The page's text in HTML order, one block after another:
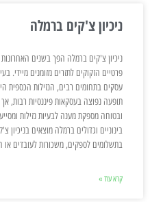
ניכיון צ'קים ברמלה
ניכיון צ'קים ברמלה הפך בשנים
פרטיים הזקוקים לתזרים מזומנים מיידי.
עסקים בתחומים רבים, הנזילות הכספית
תופעה נפוצה בעסקאות פיננסיות רבות,
ובטוחה מספקת מענה לבעיות נזילות
בינוניים וגדולים ברמלה מוצאים
בתשלומים לספקים, משכורות לעובדים
קרא עוד »